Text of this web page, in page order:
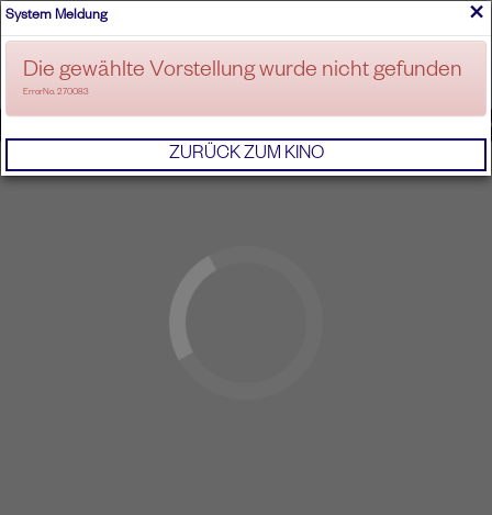
ANMELDEN
×
System Meldung
Die gewählte Vorstellung wurde nicht gefunden
ErrorNo. 270083
ZURÜCK ZUM KINO